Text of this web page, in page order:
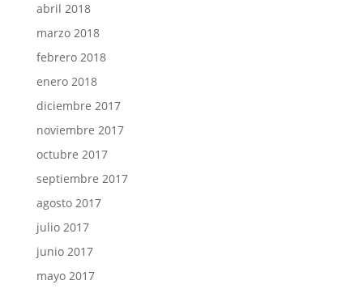
abril 2018
marzo 2018
febrero 2018
enero 2018
diciembre 2017
noviembre 2017
octubre 2017
septiembre 2017
agosto 2017
julio 2017
junio 2017
mayo 2017